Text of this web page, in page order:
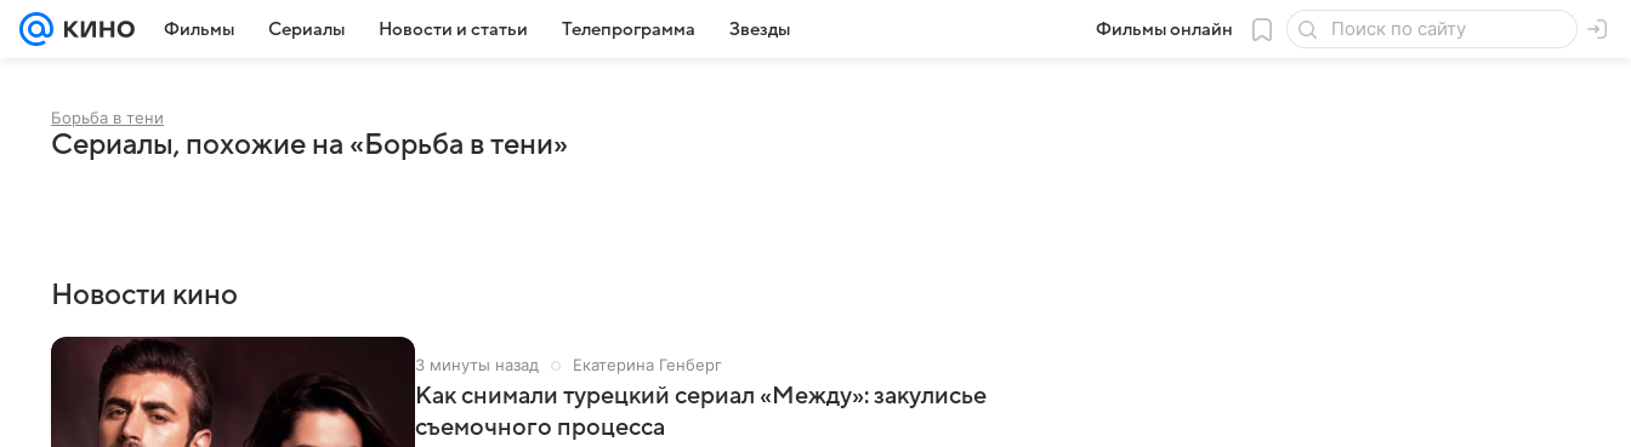
Фильмы Сериалы Новости и статьи Телепрограмма Звезды Фильмы онлайн
Борьба в тени
Сериалы, похожие на «Борьба в тени»
Новости кино
3 минуты назад Екатерина Генберг
Как снимали турецкий сериал «Между»: закулисье
съемочного процесса